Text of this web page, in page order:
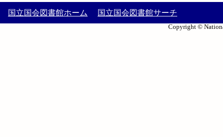
国立国会図書館ホーム 国立国会図書館サーチ
Copyright ©